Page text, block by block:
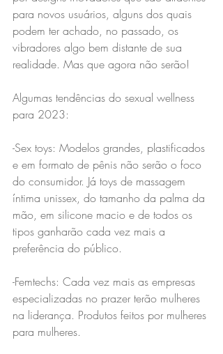
para novos usuários, alguns dos quais
podem ter achado, no passado, os
vibradores algo bem distante de sua
realidade. Mas que agora não serão!
Algumas tendências do sexual wellness
para 2023:
-Sex toys: Modelos grandes, plastificados
e em formato de pênis não serão o foco
do consumidor. Já toys de massagem
íntima unissex, do tamanho da palma da
mão, em silicone macio e de todos os
tipos ganharão cada vez mais a
preferência do público.
-Femtechs: Cada vez mais as empresas
especializadas no prazer terão mulheres
na liderança. Produtos feitos por mulheres
para mulheres.